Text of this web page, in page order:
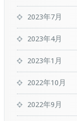
2023年7月
2023年4月
2023年1月
2022年10月
2022年9月